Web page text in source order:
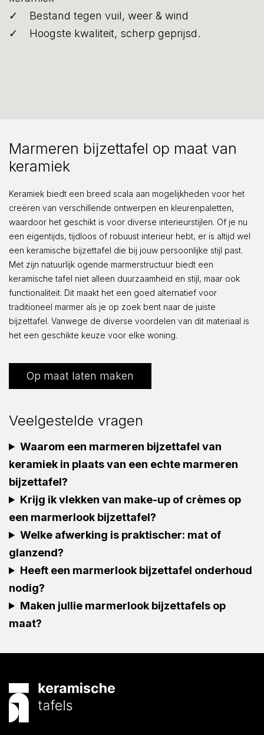
Bestand tegen vuil, weer & wind
Hoogste kwaliteit, scherp geprijsd.
Marmeren bijzettafel op maat van
keramiek
Keramiek biedt een breed scala aan mogelijkheden voor het
creëren van verschillende ontwerpen en kleurenpaletten,
waardoor het geschikt is voor diverse interieurstijlen. Of je nu
een eigentijds, tijdloos of robuust interieur hebt, er is altijd wel
een keramische bijzettafel die bij jouw persoonlijke stijl past.
Met zijn natuurlijk ogende marmerstructuur biedt een
keramische tafel niet alleen duurzaamheid en stijl, maar ook
functionaliteit. Dit maakt het een goed alternatief voor
traditioneel marmer als je op zoek bent naar de juiste
bijzettafel. Vanwege de diverse voordelen van dit materiaal is
het een geschikte keuze voor elke woning.
Op maat laten maken
Veelgestelde vragen
Waarom een marmeren bijzettafel van
keramiek in plaats van een echte marmeren
bijzettafel?
Krijg ik vlekken van make-up of crèmes op
een marmerlook bijzettafel?
Welke afwerking is praktischer: mat of
glanzend?
Heeft een marmerlook bijzettafel onderhoud
nodig?
Maken jullie marmerlook bijzettafels op
maat?